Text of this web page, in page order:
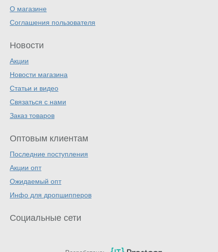
О магазине
Соглашения пользователя
Новости
Акции
Новости магазина
Статьи и видео
Связаться с нами
Заказ товаров
Оптовым клиентам
Последние поступления
Акции опт
Ожидаемый опт
Инфо для дропшипперов
Социальные сети